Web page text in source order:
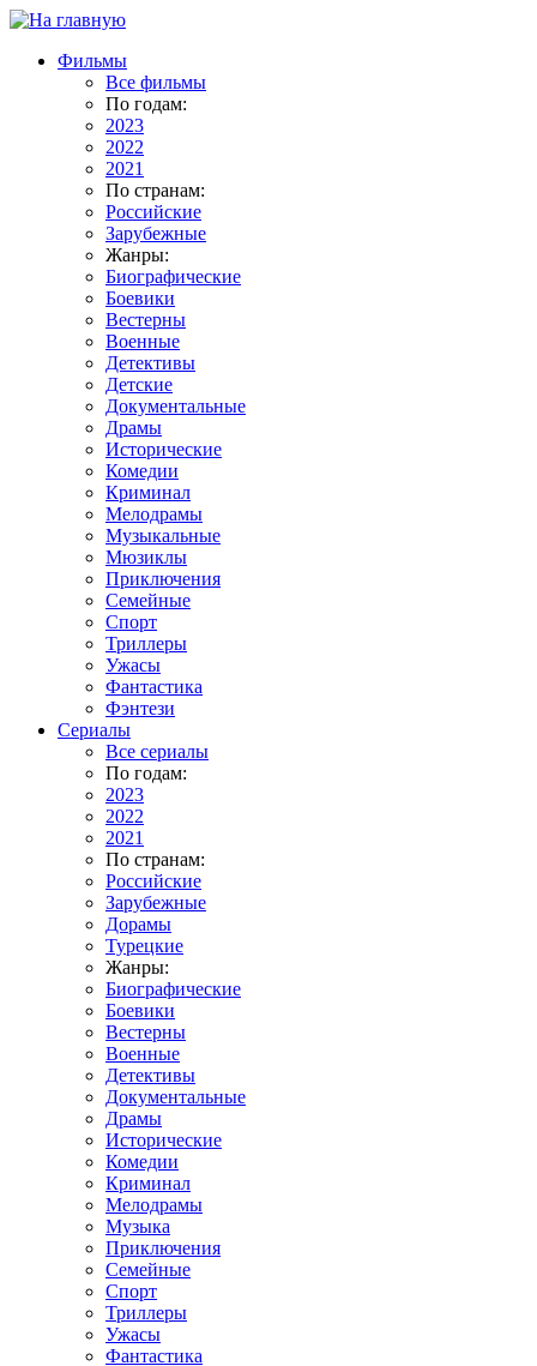
Фильмы
Все фильмы
По годам:
2023
2022
2021
По странам:
Российские
Зарубежные
Жанры:
Биографические
Боевики
Вестерны
Военные
Детективы
Детские
Документальные
Драмы
Исторические
Комедии
Криминал
Мелодрамы
Музыкальные
Мюзиклы
Приключения
Семейные
Спорт
Триллеры
Ужасы
Фантастика
Фэнтези
Сериалы
Все сериалы
По годам:
2023
2022
2021
По странам:
Российские
Зарубежные
Дорамы
Турецкие
Жанры:
Биографические
Боевики
Вестерны
Военные
Детективы
Документальные
Драмы
Исторические
Комедии
Криминал
Мелодрамы
Музыка
Приключения
Семейные
Спорт
Триллеры
Ужасы
Фантастика